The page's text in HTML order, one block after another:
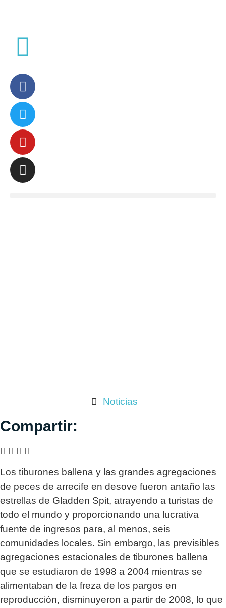
Noticias
Compartir:
Los tiburones ballena y las grandes agregaciones
de peces de arrecife en desove fueron antaño las
estrellas de Gladden Spit, atrayendo a turistas de
todo el mundo y proporcionando una lucrativa
fuente de ingresos para, al menos, seis
comunidades locales. Sin embargo, las previsibles
agregaciones estacionales de tiburones ballena
que se estudiaron de 1998 a 2004 mientras se
alimentaban de la freza de los pargos en
reproducción, disminuyeron a partir de 2008, lo que